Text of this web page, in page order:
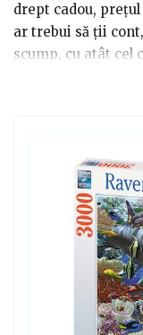
drept cadou,
ar trebui să ții
scump, cu atât cel
parte de el mai
și peisajele în
efort mărit în